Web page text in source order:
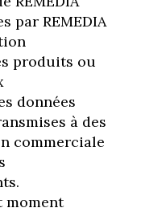
par REMEDIA
produits ou
données
à des
commerciale
moment